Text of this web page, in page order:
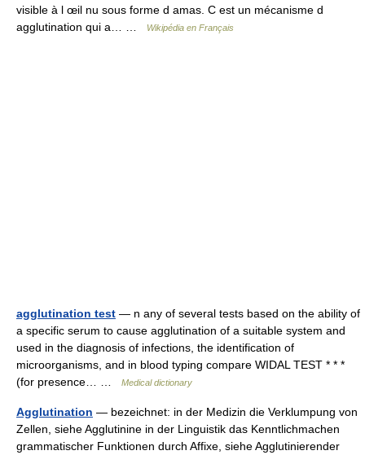
visible à l œil nu sous forme d amas. C est un mécanisme d
agglutination qui a… …
Wikipédia en Français
agglutination test — n any of several tests based on the ability of
a specific serum to cause agglutination of a suitable system and
used in the diagnosis of infections, the identification of
microorganisms, and in blood typing compare WIDAL TEST * * *
(for presence… …
Medical dictionary
Agglutination — bezeichnet: in der Medizin die Verklumpung von
Zellen, siehe Agglutinine in der Linguistik das Kenntlichmachen
grammatischer Funktionen durch Affixe, siehe Agglutinierender